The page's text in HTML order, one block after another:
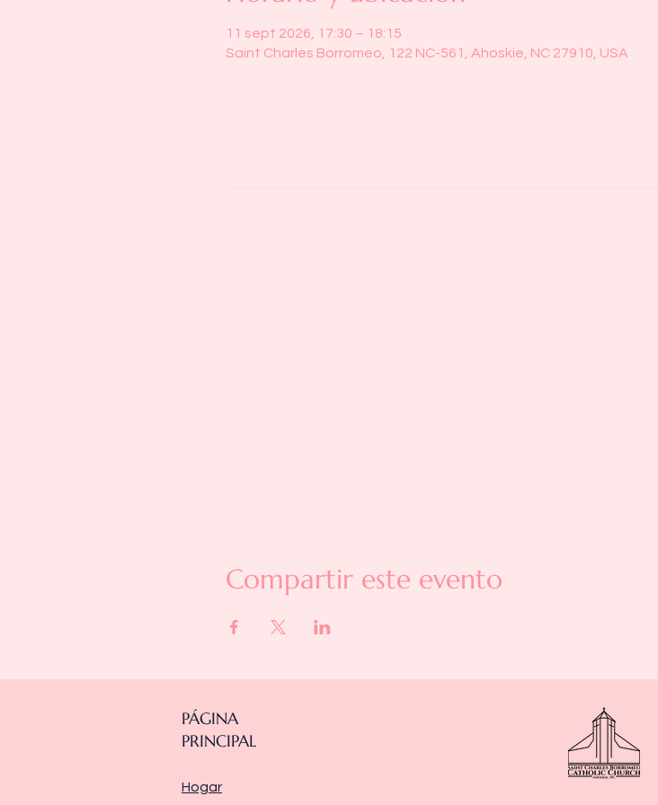
11 sept 2026, 17:30 – 18:15
Saint Charles Borromeo, 122 NC-561, Ahoskie, NC 27910, USA
Compartir este evento
PÁGINA
PRINCIPAL
Hogar